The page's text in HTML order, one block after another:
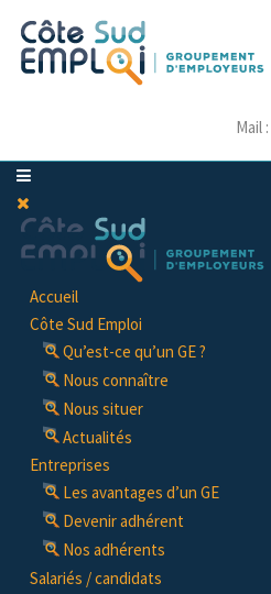
Mail :
Accueil
Côte Sud Emploi
Qu’est-ce qu’un GE ?
Nous connaître
Nous situer
Actualités
Entreprises
Les avantages d’un GE
Devenir adhérent
Nos adhérents
Salariés / candidats